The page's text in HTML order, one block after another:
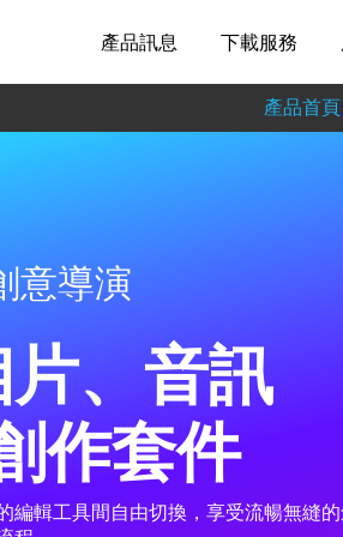
產品訊息 下載服務
產品首頁
意導演
、音訊
作套件
編輯工具間自由切換，享受流暢無縫的